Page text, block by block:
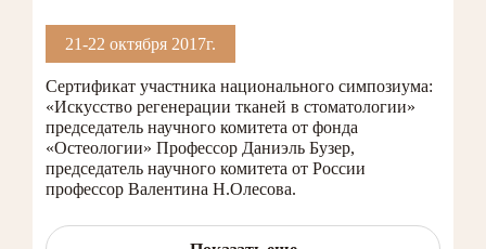
21-22 октября 2017г.
Сертификат участника национального симпозиума:
«Искусство регенерации тканей в стоматологии»
председатель научного комитета от фонда
«Остеологии» Профессор Даниэль Бузер,
председатель научного комитета от России
профессор Валентина Н.Олесова.